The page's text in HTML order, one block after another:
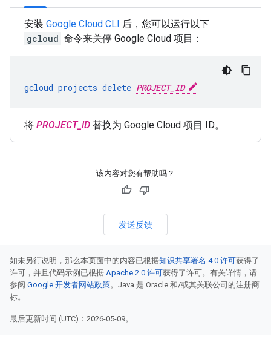
安装 Google Cloud CLI 后，您可以运行以下
gcloud 命令来关停 Google Cloud 项目：
gcloud projects delete PROJECT_ID
将 PROJECT_ID 替换为 Google Cloud 项目 ID。
该内容对您有帮助吗？
发送反馈
如未另行说明，那么本页面中的内容已根据知识共享署名 4.0 许可获得了
许可，并且代码示例已根据 Apache 2.0 许可获得了许可。有关详情，请
参阅 Google 开发者网站政策。Java 是 Oracle 和/或其关联公司的注册商
标。
最后更新时间 (UTC)：2026-05-09。